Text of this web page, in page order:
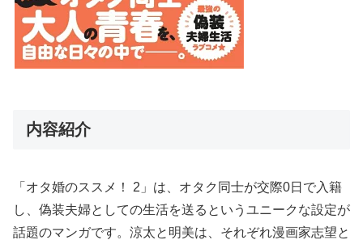
内容紹介
「オタ婚のススメ！ 2」は、オタク同士が交際0日で入籍
し、偽装夫婦としての生活を送るというユニークな設定が
話題のマンガです。涼太と明美は、それぞれ漫画家志望と